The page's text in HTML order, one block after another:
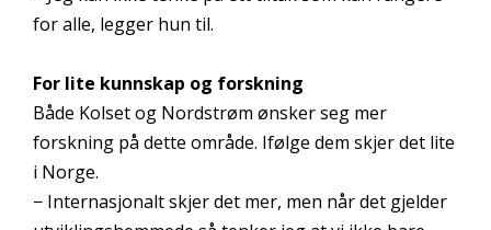
for alle, legger hun til.
For lite kunnskap og forskning
Både Kolset og Nordstrøm ønsker seg mer
forskning på dette område. Ifølge dem skjer det lite
i Norge.
− Internasjonalt skjer det mer, men når det gjelder